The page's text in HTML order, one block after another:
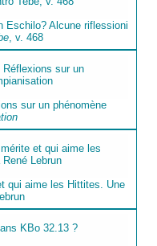
Eschilo? Alcune riflessioni
, v. 468
sur un phénomène
qui aime les Hittites. Une